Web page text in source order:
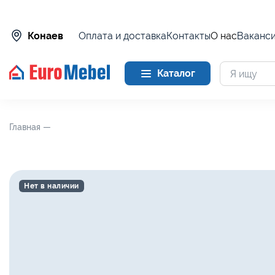
Конаев Оплата и доставкаКонтактыО нас
Каталог
Главная —
Нет в наличии